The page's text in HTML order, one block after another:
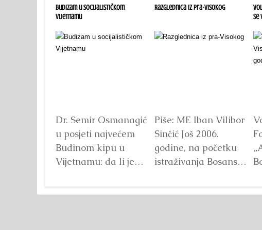
Razglednica iz pra-Visokog
Piše: ME Iban Vilibor
Sinčić Još 2006.
godine, na početku
istraživanja Bosanske
Volonterka iz Australije: U Visoko
Volonterski program
Fondacije
„Arheološki park:
Bosanska piramida